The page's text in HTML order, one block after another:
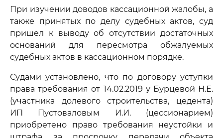
При изучении доводов кассационной жалобы, а
также принятых по делу судебных актов, суд
пришел к выводу об отсутствии достаточных
оснований для пересмотра обжалуемых
судебных актов в кассационном порядке.
Судами установлено, что по договору уступки
права требования от 14.02.2019 у Бурцевой Н.Е.
(участника долевого строительства, цедента)
ИП Пустоваловым И.И. (цессионарием)
приобретено право требования неустойки и